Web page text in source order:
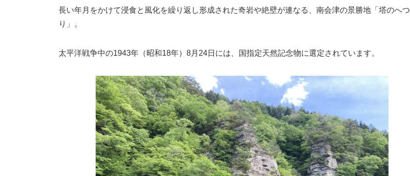
長い年月をかけて浸食と風化を繰り返し形成された奇岩や絶壁が連なる、南会津の景勝地「塔のへつ
り」。
太平洋戦争中の1943年（昭和18年）8月24日には、国指定天然記念物に選定されています。